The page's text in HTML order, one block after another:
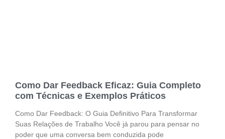
Como Dar Feedback Eficaz: Guia Completo
com Técnicas e Exemplos Práticos
Como Dar Feedback: O Guia Definitivo Para Transformar
Suas Relações de Trabalho Você já parou para pensar no
poder que uma conversa bem conduzida pode